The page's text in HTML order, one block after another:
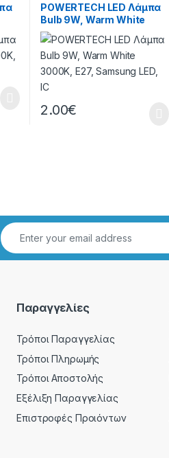
POWERTECH LED Λάμπα
Bulb 9W, Warm White
3000K, E27, Samsung
LED, IC
2.00€
Παραγγελίες
Τρόποι Παραγγελίας
Τρόποι Πληρωμής
Τρόποι Αποστολής
Εξέλιξη Παραγγελίας
Επιστροφές Προιόντων